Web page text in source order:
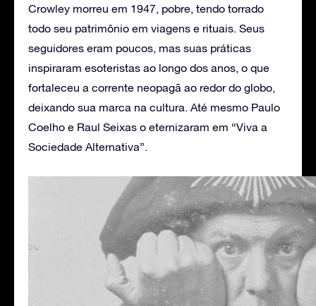
Crowley morreu em 1947, pobre, tendo torrado
todo seu patrimônio em viagens e rituais. Seus
seguidores eram poucos, mas suas práticas
inspiraram esoteristas ao longo dos anos, o que
fortaleceu a corrente neopagã ao redor do globo,
deixando sua marca na cultura. Até mesmo Paulo
Coelho e Raul Seixas o eternizaram em “Viva a
Sociedade Alternativa”.